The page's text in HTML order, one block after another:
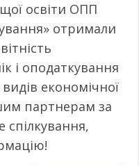
освіти ОПП
отримали
і оподаткування
економічної
партнерам за
спілкування,